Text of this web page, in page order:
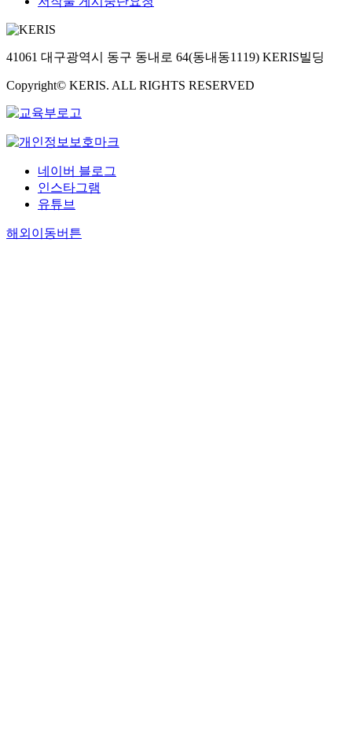
41061 대구광역시 동구 동내로 64(동내동1119) KERIS빌딩
Copyright© KERIS. ALL RIGHTS RESERVED
네이버 블로그
인스타그램
유튜브
해외이동버튼